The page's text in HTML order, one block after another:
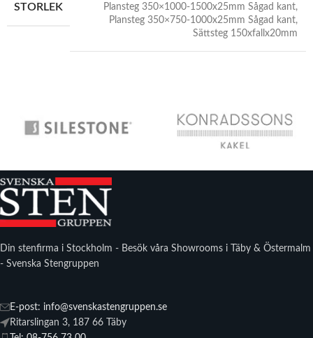
STORLEK
Plansteg 350×1000-1500x25mm Sågad kant,
Plansteg 350×750-1000x25mm Sågad kant,
Sättsteg 150xfallx20mm
Din stenfirma i Stockholm - Besök våra Showrooms i Täby & Östermalm
- Svenska Stengruppen
E-post: info@svenskastengruppen.se
Ritarslingan 3, 187 66 Täby